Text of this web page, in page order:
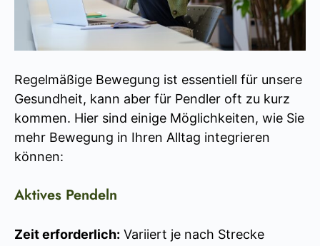
Regelmäßige Bewegung ist essentiell für unsere
Gesundheit, kann aber für Pendler oft zu kurz
kommen. Hier sind einige Möglichkeiten, wie Sie
mehr Bewegung in Ihren Alltag integrieren
können:
Aktives Pendeln
Zeit erforderlich: Variiert je nach Strecke